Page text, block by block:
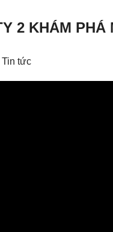
2 KHÁM PHÁ
Tin tức